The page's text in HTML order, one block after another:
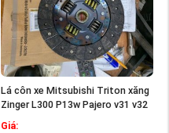
Lá côn xe Mitsubishi Triton xăng
Zinger L300 P13w Pajero v31 v32
Giá: